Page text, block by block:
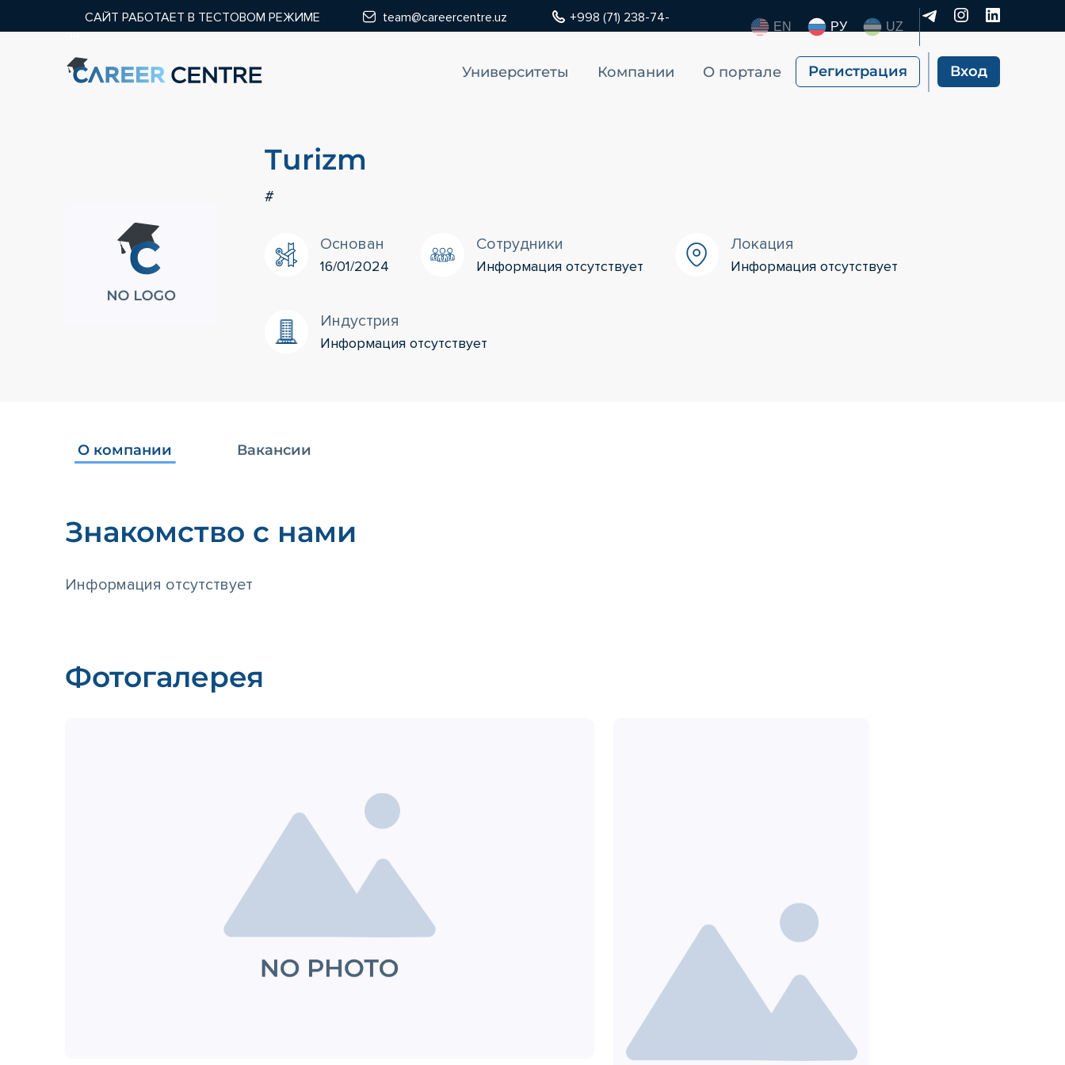
САЙТ РАБОТАЕТ В ТЕСТОВОМ РЕЖИМЕ team@careercentre.uz
+998 (71) 238-74-
08
EN РУ UZ
Университеты Компании О портале Регистрация Вход
Turizm
#
Основан
16/01/2024
Сотрудники
Информация отсутствует
Локация
Информация отсутствует
Индустрия
Информация отсутствует
О компании Вакансии
Знакомство с нами
Информация отсутствует
Фотогалерея